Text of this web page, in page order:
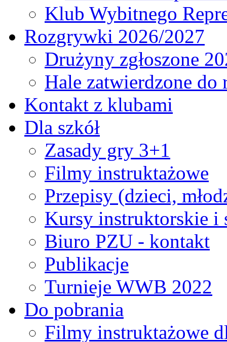
Klub Wybitnego
Rozgrywki 2026/2027
Drużyny zgłoszone
Hale zatwierdzone
Kontakt z klubami
Dla szkół
Zasady gry 3+1
Filmy instruktażowe
Przepisy (dzieci,
Kursy instruktorskie i
Biuro PZU - kontakt
Publikacje
Turnieje WWB 2022
Do pobrania
Filmy instruktażowe